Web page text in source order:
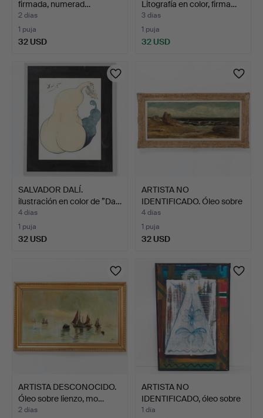
firmada, numerad…
2 días
1 puja
32 USD
Litografía en color, firma…
3 días
1 puja
32 USD
SALVADOR DALÍ.
ilustración en color de ”Da…
4 días
1 puja
32 USD
ARTISTA NO
IDENTIFICADO. Óleo sobre
lienzo…
4 días
1 puja
32 USD
ARTISTA DESCONOCIDO.
Óleo sobre lienzo, mo…
2 días
ARTISTA NO
IDENTIFICADO, óleo sobre
lienzo…
1 día